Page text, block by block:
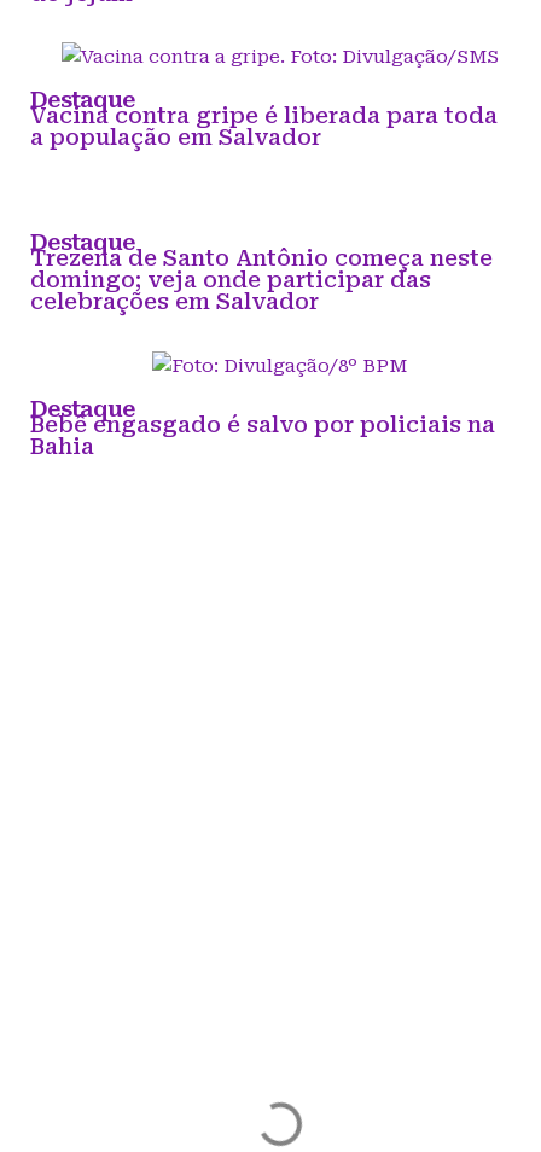
Destaque
Vacina contra gripe é liberada para toda
a população em Salvador
Destaque
Trezena de Santo Antônio começa neste
domingo; veja onde participar das
celebrações em Salvador
Destaque
Bebê engasgado é salvo por policiais na
Bahia